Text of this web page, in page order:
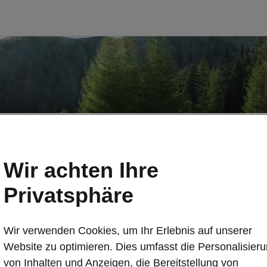
Wir achten Ihre
Privatsphäre
Wir verwenden Cookies, um Ihr Erlebnis auf unserer
Website zu optimieren. Dies umfasst die
von Inhalten und Anzeigen, die Bereitstellung von